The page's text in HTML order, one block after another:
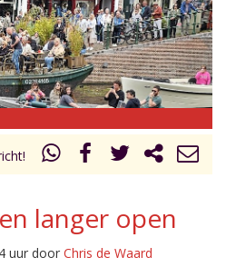
Volgend uur
langer open
uur door Chris de Waard